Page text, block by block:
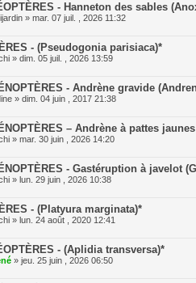
- Hanneton des sables
» mar. 07 juil. , 2026 11:32
- (Pseudogonia parisiaca)*
» dim. 05 juil. , 2026 13:59
- Andrène gravide
» dim. 04 juin , 2017 21:38
– Andrène à pattes
» mar. 30 juin , 2026 14:20
- Gastéruption à javelot
» lun. 29 juin , 2026 10:38
- (Platyura marginata)*
» lun. 24 août , 2020 12:41
- (Aplidia transversa)*
» jeu. 25 juin , 2026 06:50